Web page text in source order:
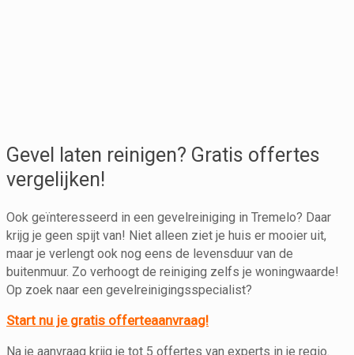
Gevel laten reinigen? Gratis offertes
vergelijken!
Ook geïnteresseerd in een gevelreiniging in Tremelo? Daar
krijg je geen spijt van! Niet alleen ziet je huis er mooier uit,
maar je verlengt ook nog eens de levensduur van de
buitenmuur. Zo verhoogt de reiniging zelfs je woningwaarde!
Op zoek naar een gevelreinigingsspecialist?
Start nu je gratis offerteaanvraag!
Na je aanvraag krijg je tot 5 offertes van experts in je regio.